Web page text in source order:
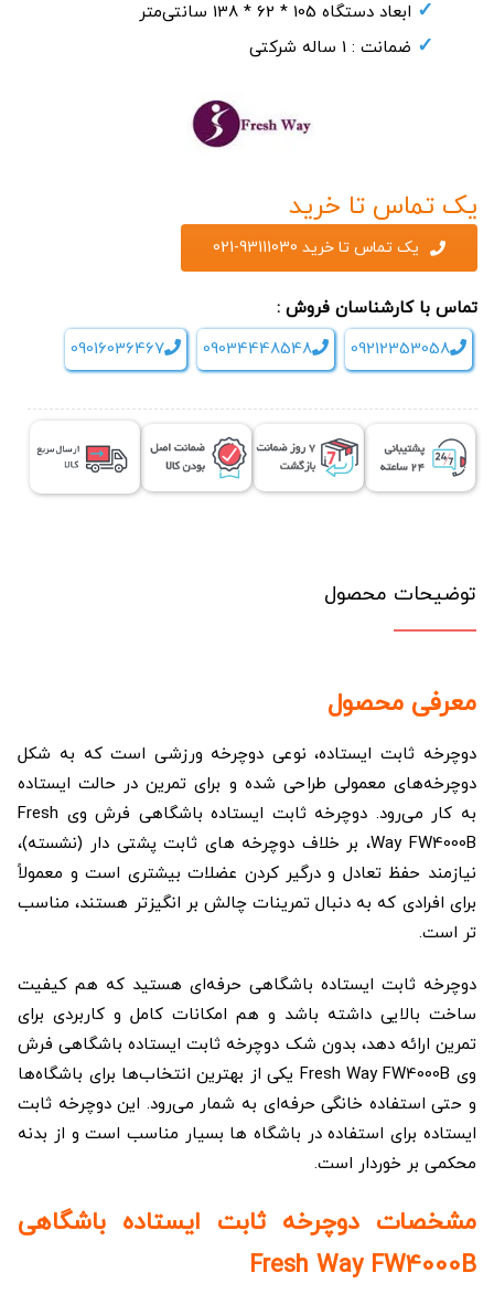
ابعاد دستگاه 105 * 62 * 138 سانتی‌متر
ضمانت : 1 ساله شرکتی
یک تماس تا خرید
یک تماس تا خرید 93111030-021
تماس با کارشناسان فروش :
09212353058
09034448548
09016036467
توضیحات محصول
معرفی محصول
دوچرخه ثابت ایستاده، نوعی دوچرخه ورزشی است که به شکل
دوچرخه‌های معمولی طراحی شده و برای تمرین در حالت ایستاده
به کار می‌رود. دوچرخه ثابت ایستاده باشگاهی فرش وی Fresh
Way FW4000B، بر خلاف دوچرخه‌ های ثابت پشتی دار (نشسته)،
نیازمند حفظ تعادل و درگیر کردن عضلات بیشتری است و معمولاً
برای افرادی که به دنبال تمرینات چالش‌ بر انگیزتر هستند، مناسب‌
تر است.
دوچرخه ثابت ایستاده باشگاهی حرفه‌ای هستید که هم کیفیت
ساخت بالایی داشته باشد و هم امکانات کامل و کاربردی برای
تمرین ارائه دهد، بدون شک دوچرخه ثابت ایستاده باشگاهی فرش
وی Fresh Way FW4000B یکی از بهترین انتخاب‌ها برای باشگاه‌ها
و حتی استفاده خانگی حرفه‌ای به شمار می‌رود. این دوچرخه ثابت
ایستاده برای استفاده در باشگاه ها بسیار مناسب است و از بدنه
محکمی بر خوردار است.
مشخصات دوچرخه ثابت ایستاده باشگاهی
Fresh Way FW4000B